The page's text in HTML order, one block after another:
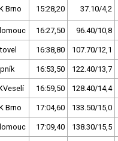
Brno 15:28,20 37.10/4,2
16:27,50 96.40/10,8
16:38,80 107.70/12,1
16:53,50 122.40/13,7
16:59,50 128.40/14,4
Brno 17:04,60 133.50/15,0
17:09,40 138.30/15,5